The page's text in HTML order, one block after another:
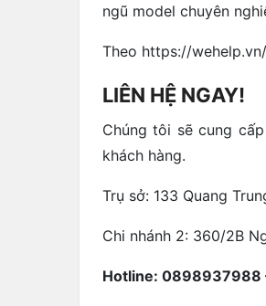
ngũ model chuyên
Theo https://wehelp.vn/
LIÊN HỆ NGAY!
Chúng tôi sẽ cung
khách hàng.
Trụ sở: 133 Quang
Chi nhánh 2: 360/2B
Hotline: 0898937988